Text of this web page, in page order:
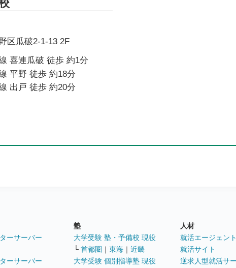
区瓜破2-1-13 2F
喜連瓜破 徒歩 約1分
平野 徒歩 約18分
出戸 徒歩 約20分
ーサーバー
ーサーバー
塾
大学受験 塾・予備校 現役
└ 首都圏 ｜ 東海 ｜ 近畿
大学受験 個別指導塾 現役
人材
就活エージェン
就活サイト
逆求人型就活サ